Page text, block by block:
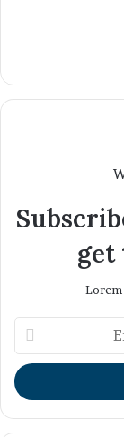
get
Enter
your
Email
address